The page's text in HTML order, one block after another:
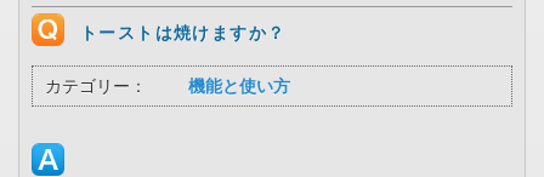
トーストは焼けますか？
カテゴリー： 機能と使い方